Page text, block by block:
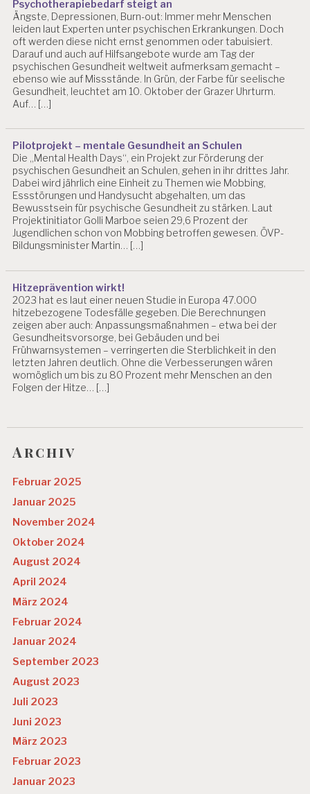
T
T
U
N
G
P
R
V
E
N
T
I
O
N
P
R
S
S
E
P
S
Y
C
H
IS
E
E
U
D
H
T
S
T
R
E
S
S
U
D
U
N
T
R
Psychotherapiebedarf steigt an
Ängste, Depressionen, Burn-out: Immer mehr Menschen
leiden laut Experten unter psychischen Erkrankungen. Doch
oft werden diese nicht ernst genommen oder tabuisiert.
Darauf und auch auf Hilfsangebote wurde am Tag der
psychischen Gesundheit weltweit aufmerksam gemacht –
ebenso wie auf Missstände. In Grün, der Farbe für seelische
Gesundheit, leuchtet am 10. Oktober der Grazer Uhrturm.
Auf… […]
Pilotprojekt – mentale Gesundheit an Schulen
Die „Mental Health Days“, ein Projekt zur Förderung der
psychischen Gesundheit an Schulen, gehen in ihr drittes Jahr.
Dabei wird jährlich eine Einheit zu Themen wie Mobbing,
Essstörungen und Handysucht abgehalten, um das
Bewusstsein für psychische Gesundheit zu stärken. Laut
Projektinitiator Golli Marboe seien 29,6 Prozent der
Jugendlichen schon von Mobbing betroffen gewesen. ÖVP-
Bildungsminister Martin… […]
Hitzeprävention wirkt!
2023 hat es laut einer neuen Studie in Europa 47.000
hitzebezogene Todesfälle gegeben. Die Berechnungen
zeigen aber auch: Anpassungsmaßnahmen – etwa bei der
Gesundheitsvorsorge, bei Gebäuden und bei
Frühwarnsystemen – verringerten die Sterblichkeit in den
letzten Jahren deutlich. Ohne die Verbesserungen wären
womöglich um bis zu 80 Prozent mehr Menschen an den
Folgen der Hitze… […]
Archiv
Februar 2025
Januar 2025
November 2024
Oktober 2024
August 2024
April 2024
März 2024
Februar 2024
Januar 2024
September 2023
August 2023
Juli 2023
Juni 2023
März 2023
Februar 2023
Januar 2023